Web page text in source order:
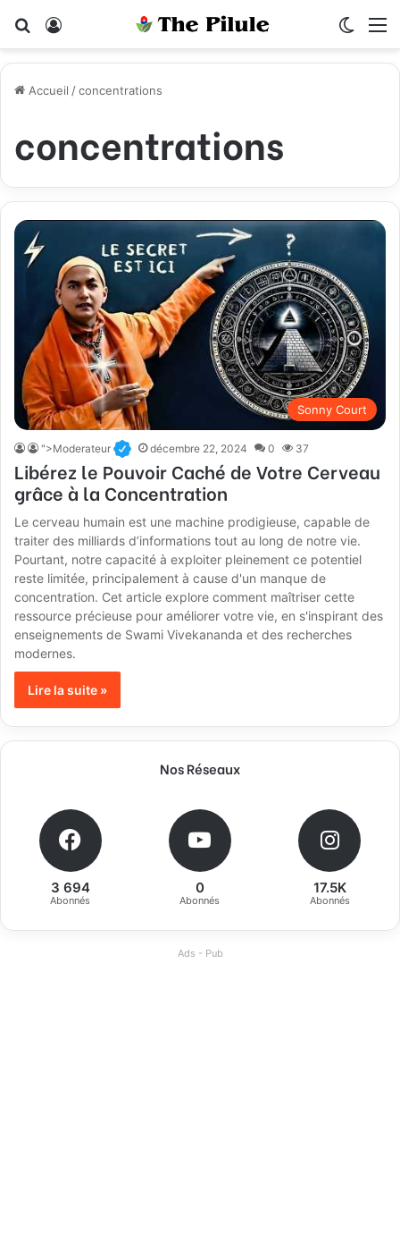
Rechercher
Accueil /concentrations
concentrations
Sonny Court
">Moderateur décembre 22, 2024 0 37
Libérez le Pouvoir Caché de Votre Cerveau
grâce à la Concentration
Le cerveau humain est une machine prodigieuse, capable de
traiter des milliards d’informations tout au long de notre vie.
Pourtant, notre capacité à exploiter pleinement ce potentiel
reste limitée, principalement à cause d'un manque de
concentration. Cet article explore comment maîtriser cette
ressource précieuse pour améliorer votre vie, en s'inspirant des
enseignements de Swami Vivekananda et des recherches
modernes.
Lire la suite »
Nos Réseaux
3 694
Abonnés
0
Abonnés
17.5K
Abonnés
Ads - Pub